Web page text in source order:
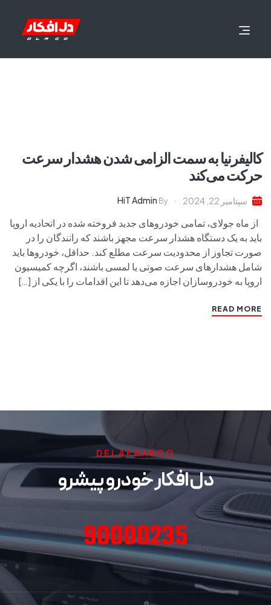
کالیفرنیا به سمت الزامی شدن هشدار سرعت
حرکت می‌کند
سپتامبر 22, 2024 By
HiT Admin
از ماه جولای، تمامی خودروهای جدید فروخته شده در اتحادیه اروپا
باید به یک دستگاه هشدار سرعت مجهز باشند که رانندگان را در
صورت تجاوز از محدودیت سرعت مطلع کند. حداقل، خودروها باید
شامل هشدارهای سرعت صوتی یا لمسی باشند، اگرچه کمیسیون
اروپا به خودروسازان اجازه می‌دهد تا این اقدامات را با یکی از […]
READ MORE
DELAFKARCO
دل افکار خودرو پیشرو
90000235